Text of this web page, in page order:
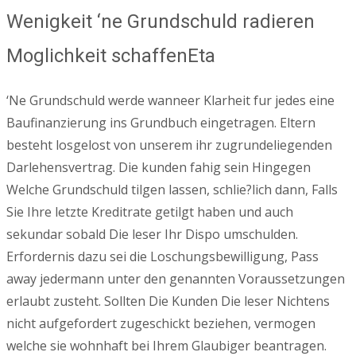
Wenigkeit ‘ne Grundschuld radieren
Moglichkeit schaffenEta
‘Ne Grundschuld werde wanneer Klarheit fur jedes eine
Baufinanzierung ins Grundbuch eingetragen. Eltern
besteht losgelost von unserem ihr zugrundeliegenden
Darlehensvertrag. Die kunden fahig sein Hingegen
Welche Grundschuld tilgen lassen, schlie?lich dann, Falls
Sie Ihre letzte Kreditrate getilgt haben und auch
sekundar sobald Die leser Ihr Dispo umschulden.
Erfordernis dazu sei die Loschungsbewilligung, Pass
away jedermann unter den genannten Voraussetzungen
erlaubt zusteht. Sollten Die Kunden Die leser Nichtens
nicht aufgefordert zugeschickt beziehen, vermogen
welche sie wohnhaft bei Ihrem Glaubiger beantragen.